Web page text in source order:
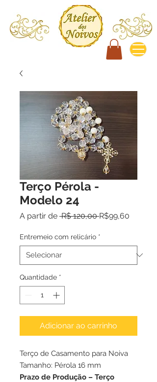
Terço Pérola -
Modelo 24
A partir de R$ 120,00 Preço
R$99,60
Entremeio com relicário *
Quantidade *
Adicionar ao carrinho
Terço de Casamento para Noiva
Tamanho: Pérola 16 mm
Prazo de Produção – Terço